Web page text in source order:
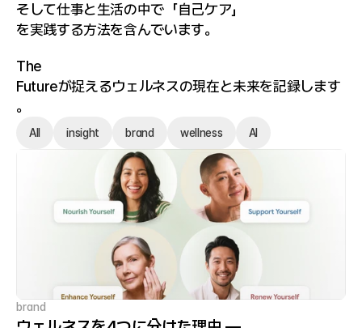
そして仕事と生活の中で「自己ケア」
を実践する方法を含んでいます。
The
Futureが捉えるウェルネスの現在と未来を記録します
。
All insight brand wellness AI
brand